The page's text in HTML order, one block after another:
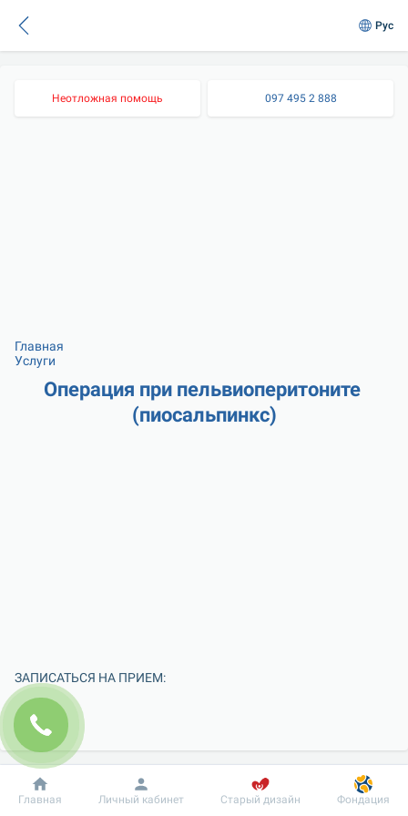
Рус
Неотложная помощь 097 495 2 888
Главная
Услуги
Операция при пельвиоперитоните
(пиосальпинкс)
ЗАПИСАТЬСЯ НА ПРИЕМ:
Добробут Информация Пациенту
Главная Личный кабинет Старый дизайн Фондация